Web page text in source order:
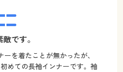
です。
を着たことが無かったが、
めての長袖インナーです。袖